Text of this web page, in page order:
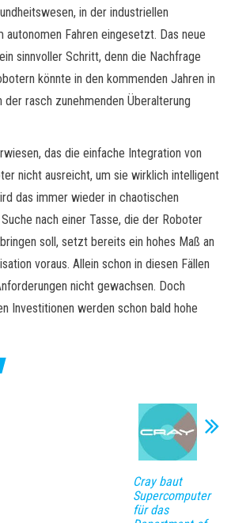
in der industriellen
autonomen Fahren eingesetzt. Das neue
sinnvoller Schritt, denn die Nachfrage
könnte in den kommenden Jahren in
rasch zunehmenden Überalterung
das die einfache Integration von
nicht ausreicht, um sie wirklich intelligent
das immer wieder in chaotischen
nach einer Tasse, die der Roboter
soll, setzt bereits ein hohes Maß an
voraus. Allein schon in diesen Fällen
nicht gewachsen. Doch
Investitionen werden schon bald hohe
Cray baut
Supercomputer
für das